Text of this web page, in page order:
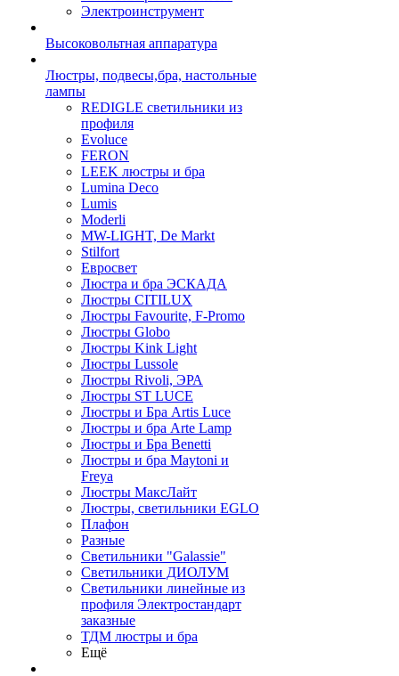
Электроинструмент
Высоковольтная аппаратура
Люстры, подвесы,бра, настольные
лампы
REDIGLE светильники из
профиля
Evoluce
FERON
LEEK люстры и бра
Lumina Deco
Lumis
Moderli
MW-LIGHT, De Markt
Stilfort
Евросвет
Люстра и бра ЭСКАДА
Люстры CITILUX
Люстры Favourite, F-Promo
Люстры Globo
Люстры Kink Light
Люстры Lussole
Люстры Rivoli, ЭРА
Люстры ST LUCE
Люстры и Бра Artis Luce
Люстры и бра Arte Lamp
Люстры и Бра Benetti
Люстры и бра Maytoni и
Freya
Люстры МаксЛайт
Люстры, светильники EGLO
Плафон
Разные
Светильники "Galassie"
Светильники ДИОЛУМ
Светильники линейные из
профиля Электростандарт
заказные
ТДМ люстры и бра
Ещё